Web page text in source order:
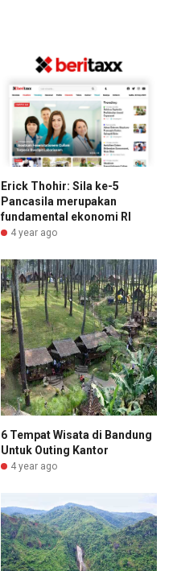
Erick Thohir: Sila ke-5
Pancasila merupakan
fundamental ekonomi RI
4 year ago
6 Tempat Wisata di Bandung
Untuk Outing Kantor
4 year ago